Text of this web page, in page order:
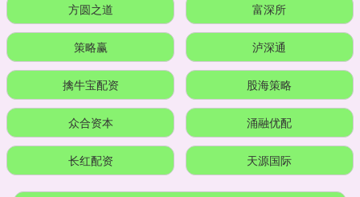
方圆之道 富深所
策略赢 泸深通
擒牛宝配资 股海策略
众合资本 涌融优配
长红配资 天源国际